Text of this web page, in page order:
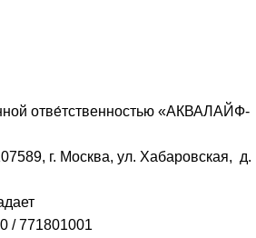
отве́тственностью «АКВАЛАЙФ-
г. Москва, ул. Хабаровская, д.
/771801001